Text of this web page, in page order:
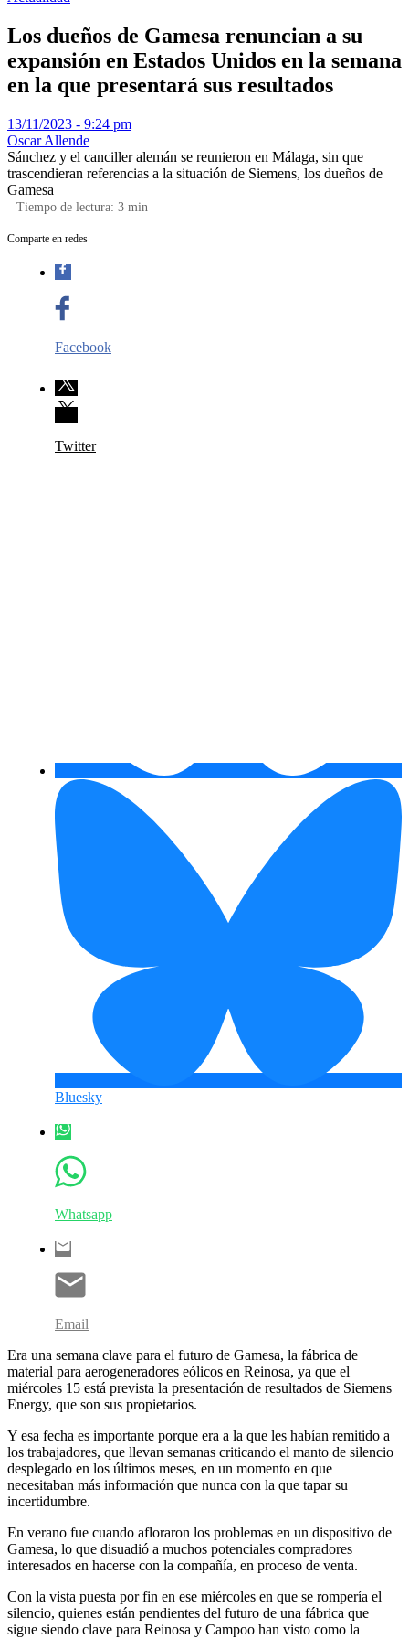
Los dueños de Gamesa renuncian a su
expansión en Estados Unidos en la semana
en la que presentará sus resultados
13/11/2023 - 9:24 pm
Oscar Allende
Sánchez y el canciller alemán se reunieron en Málaga, sin que
trascendieran referencias a la situación de Siemens, los dueños de
Gamesa
Tiempo de lectura: 3 min
Comparte en redes
Facebook
Twitter
Bluesky
Whatsapp
Email
Era una semana clave para el futuro de Gamesa, la fábrica de
material para aerogeneradores eólicos en Reinosa, ya que el
miércoles 15 está prevista la presentación de resultados de Siemens
Energy, que son sus propietarios.
Y esa fecha es importante porque era a la que les habían remitido a
los trabajadores, que llevan semanas criticando el manto de silencio
desplegado en los últimos meses, en un momento en que
necesitaban más información que nunca con la que tapar su
incertidumbre.
En verano fue cuando afloraron los problemas en un dispositivo de
Gamesa, lo que disuadió a muchos potenciales compradores
interesados en hacerse con la compañía, en proceso de venta.
Con la vista puesta por fin en ese miércoles en que se rompería el
silencio, quienes están pendientes del futuro de una fábrica que
sigue siendo clave para Reinosa y Campoo han visto como la